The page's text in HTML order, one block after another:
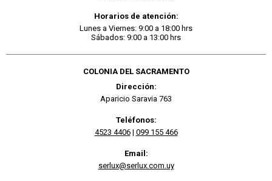
Horarios de atención:
Lunes a Viernes: 9:00 a 18:00 hrs
Sábados: 9:00 a 13:00 hrs
COLONIA DEL SACRAMENTO
Dirección:
Aparicio Saravia 763
Teléfonos:
4523 4406| 099 155 466
Email:
serlux@serlux.com.uy